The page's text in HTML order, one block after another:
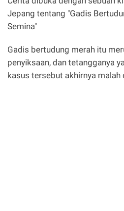
Jepang tentang "Gadis
Semina"
Gadis bertudung merah itu
penyiksaan, dan tetangganya
kasus tersebut akhirnya malah